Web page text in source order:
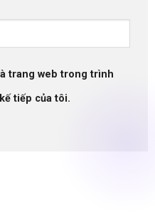
trang web trong trình
tiếp của tôi.